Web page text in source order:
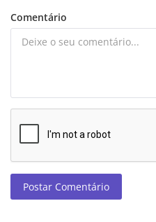
Comentário
Postar Comentário